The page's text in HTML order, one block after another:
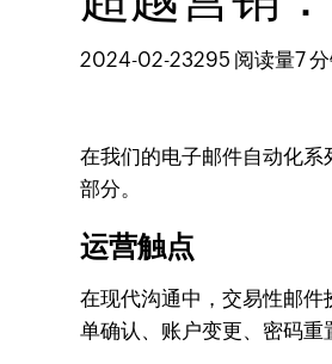
2024-02-23295 阅读量7
在我们的电子邮件自动化
部分。
运营触点
在现代沟通中，交易性邮
单确认、账户变更、密码重